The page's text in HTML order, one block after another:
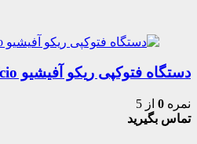
دستگاه فتوکپی ریکو آفیشیو mp2060 Richo Aficio
نمره 0 از 5
تماس بگیرید